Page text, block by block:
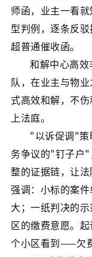
师函，业主一看
型判例，逐条反
超普通催收函。
和解中心高
队，在业主与物
式高效和解，不
上法庭。
"以诉促调"策
务争议的"钉子户
整的证据链，让
强调：小标的案
大；一纸判决的
区的缴费意愿。
个小区看到——欠